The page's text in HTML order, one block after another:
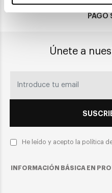
PAGO
Únete a
He leído y acepto la política
INFORMACIÓN BÁSICA EN